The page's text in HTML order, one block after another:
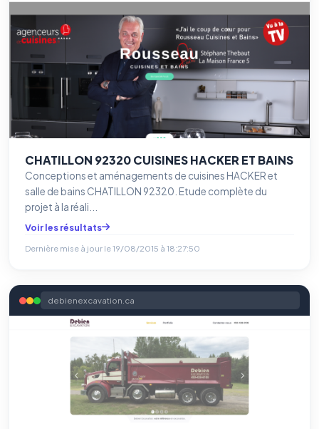
CHATILLON 92320 CUISINES HACKER ET BAINS
Conceptions et aménagements de cuisines HACKER et
salle de bains CHATILLON 92320. Etude complète du
projet à la réali...
Voir les résultats
Dernière mise à jour le19/08/2015 à 18:27:50
debienexcavation.ca